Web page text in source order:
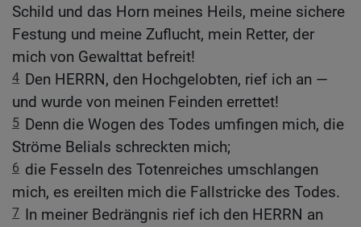
Schild und das Horn meines Heils, meine sichere
Festung und meine Zuflucht, mein Retter, der
mich von Gewalttat befreit!
4 Den HERRN, den Hochgelobten, rief ich an —
und wurde von meinen Feinden errettet!
5 Denn die Wogen des Todes umfingen mich, die
Ströme Belials schreckten mich;
6 die Fesseln des Totenreiches umschlangen
mich, es ereilten mich die Fallstricke des Todes.
7 In meiner Bedrängnis rief ich den HERRN an